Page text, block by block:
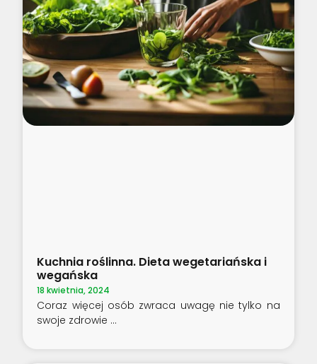
Kuchnia roślinna. Dieta wegetariańska i
wegańska
18 kwietnia, 2024
Coraz więcej osób zwraca uwagę nie tylko na
swoje zdrowie